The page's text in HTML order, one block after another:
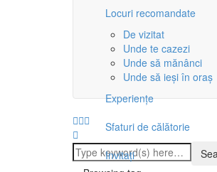
Locuri recomandate
De vizitat
Unde te cazezi
Unde să mănânci
Unde să ieși în oraș
Experiențe
Sfaturi de călătorie
Invitați